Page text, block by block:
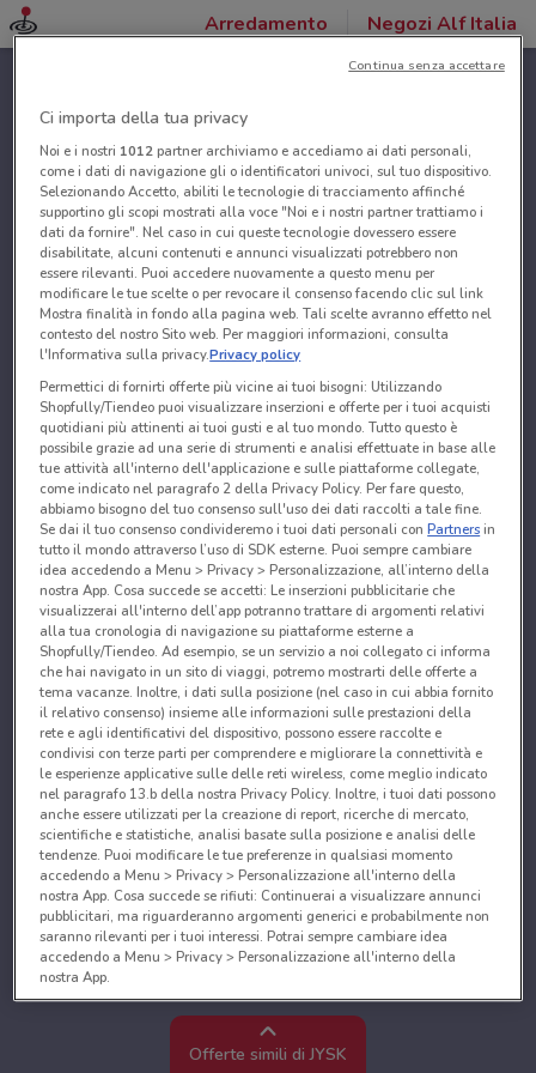
Arredamento Negozi Alf Italia
Offerte simili di JYSK
Ci importa della tua privacy
Noi e i nostri 1012partner archiviamo e accediamo ai dati personali,
come i dati di navigazione gli o identificatori univoci, sul tuo dispositivo.
Selezionando Accetto, abiliti le tecnologie di tracciamento affinché
supportino gli scopi mostrati alla voce "Noi e i nostri partner trattiamo i
dati da fornire". Nel caso in cui queste tecnologie dovessero essere
disabilitate, alcuni contenuti e annunci visualizzati potrebbero non
essere rilevanti. Puoi accedere nuovamente a questo menu per
modificare le tue scelte o per revocare il consenso facendo clic sul link
Mostra finalità in fondo alla pagina web. Tali scelte avranno effetto nel
contesto del nostro Sito web. Per maggiori informazioni, consulta
l'Informativa sulla privacy.Privacy policy
Permettici di fornirti offerte più vicine ai tuoi bisogni: Utilizzando
Shopfully/Tiendeo puoi visualizzare inserzioni e offerte per i tuoi acquisti
quotidiani più attinenti ai tuoi gusti e al tuo mondo. Tutto questo è
possibile grazie ad una serie di strumenti e analisi effettuate in base alle
tue attività all'interno dell'applicazione e sulle piattaforme collegate,
come indicato nel paragrafo 2 della Privacy Policy. Per fare questo,
abbiamo bisogno del tuo consenso sull'uso dei dati raccolti a tale fine.
Se dai il tuo consenso condivideremo i tuoi dati personali conPartnersin
tutto il mondo attraverso l’uso di SDK esterne. Puoi sempre cambiare
idea accedendo a Menu > Privacy > Personalizzazione, all’interno della
nostra App. Cosa succede se accetti: Le inserzioni pubblicitarie che
visualizzerai all'interno dell’app potranno trattare di argomenti relativi
alla tua cronologia di navigazione su piattaforme esterne a
Shopfully/Tiendeo. Ad esempio, se un servizio a noi collegato ci informa
che hai navigato in un sito di viaggi, potremo mostrarti delle offerte a
tema vacanze. Inoltre, i dati sulla posizione (nel caso in cui abbia fornito
il relativo consenso) insieme alle informazioni sulle prestazioni della
rete e agli identificativi del dispositivo, possono essere raccolte e
condivisi con terze parti per comprendere e migliorare la connettività e
le esperienze applicative sulle delle reti wireless, come meglio indicato
nel paragrafo 13.b della nostra Privacy Policy. Inoltre, i tuoi dati possono
anche essere utilizzati per la creazione di report, ricerche di mercato,
scientifiche e statistiche, analisi basate sulla posizione e analisi delle
tendenze. Puoi modificare le tue preferenze in qualsiasi momento
accedendo a Menu > Privacy > Personalizzazione all'interno della
nostra App. Cosa succede se rifiuti: Continuerai a visualizzare annunci
pubblicitari, ma riguarderanno argomenti generici e probabilmente non
saranno rilevanti per i tuoi interessi. Potrai sempre cambiare idea
accedendo a Menu > Privacy > Personalizzazione all'interno della
nostra App.
Noi e i nostri partner trattiamo i dati per fornire:
Utilizzare dati di geolocalizzazione precisi. Scansione attiva delle
caratteristiche del dispositivo ai fini dell’identificazione. Archiviare
Continua senza accettare